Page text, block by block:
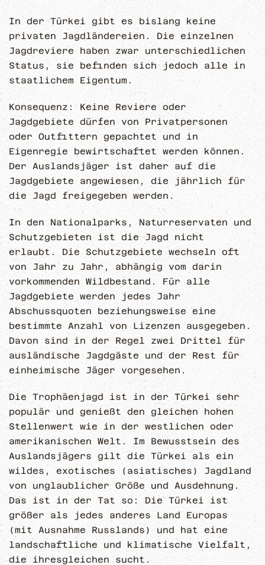
In der Türkei gibt es bislang keine
privaten Jagdländereien. Die einzelnen
Jagdreviere haben zwar unterschiedlichen
Status, sie befinden sich jedoch alle in
staatlichem Eigentum.
Konsequenz: Keine Reviere oder
Jagdgebiete dürfen von Privatpersonen
oder Outfittern gepachtet und in
Eigenregie bewirtschaftet werden können.
Der Auslandsjäger ist daher auf die
Jagdgebiete angewiesen, die jährlich für
die Jagd freigegeben werden.
In den Nationalparks, Naturreservaten und
Schutzgebieten ist die Jagd nicht
erlaubt. Die Schutzgebiete wechseln oft
von Jahr zu Jahr, abhängig vom darin
vorkommenden Wildbestand. Für alle
Jagdgebiete werden jedes Jahr
Abschussquoten beziehungsweise eine
bestimmte Anzahl von Lizenzen ausgegeben.
Davon sind in der Regel zwei Drittel für
ausländische Jagdgäste und der Rest für
einheimische Jäger vorgesehen.
Die Trophäenjagd ist in der Türkei sehr
populär und genießt den gleichen hohen
Stellenwert wie in der westlichen oder
amerikanischen Welt. Im Bewusstsein des
Auslandsjägers gilt die Türkei als ein
wildes, exotisches (asiatisches) Jagdland
von unglaublicher Größe und Ausdehnung.
Das ist in der Tat so: Die Türkei ist
größer als jedes anderes Land Europas
(mit Ausnahme Russlands) und hat eine
landschaftliche und klimatische Vielfalt,
die ihresgleichen sucht.